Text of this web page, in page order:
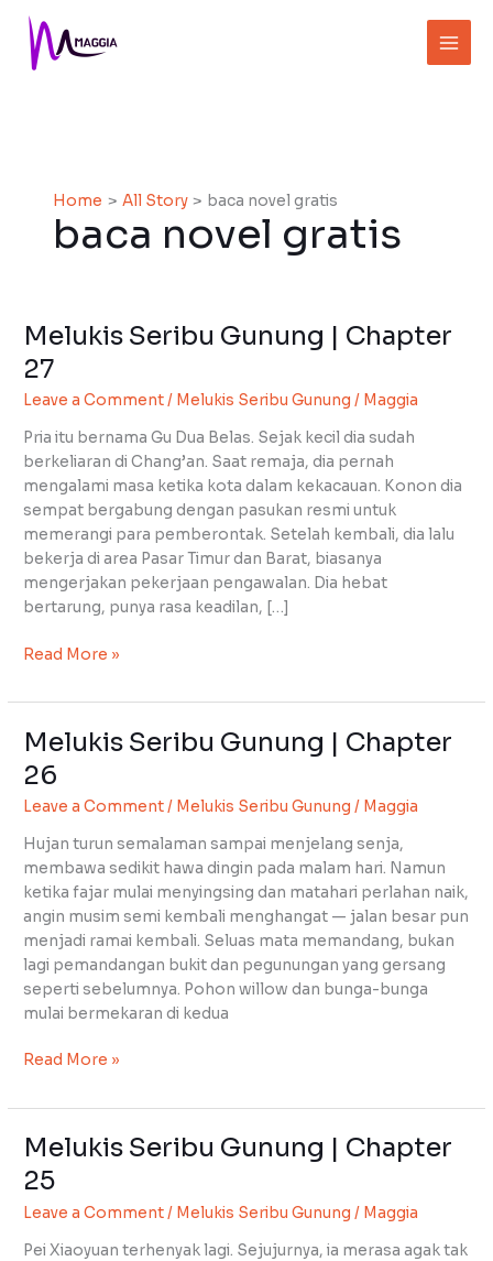
content
Home All Story baca novel gratis
baca novel gratis
Melukis Seribu Gunung | Chapter
27
Leave a Comment/ Melukis Seribu Gunung / Maggia
Pria itu bernama Gu Dua Belas. Sejak kecil dia sudah
berkeliaran di Chang’an. Saat remaja, dia pernah
mengalami masa ketika kota dalam kekacauan. Konon dia
sempat bergabung dengan pasukan resmi untuk
memerangi para pemberontak. Setelah kembali, dia lalu
bekerja di area Pasar Timur dan Barat, biasanya
mengerjakan pekerjaan pengawalan. Dia hebat
bertarung, punya rasa keadilan, […]
Melukis
Gunung
|
Chapter
27
Read More »
Melukis Seribu Gunung | Chapter
26
Leave a Comment/ Melukis Seribu Gunung / Maggia
Hujan turun semalaman sampai menjelang senja,
membawa sedikit hawa dingin pada malam hari. Namun
ketika fajar mulai menyingsing dan matahari perlahan naik,
angin musim semi kembali menghangat — jalan besar pun
menjadi ramai kembali. Seluas mata memandang, bukan
lagi pemandangan bukit dan pegunungan yang gersang
seperti sebelumnya. Pohon willow dan bunga-bunga
mulai bermekaran di kedua
Melukis
Gunung
|
Chapter
Read More »
Melukis Seribu Gunung | Chapter
25
Leave a Comment/ Melukis Seribu Gunung / Maggia
Pei Xiaoyuan terhenyak lagi. Sejujurnya, ia merasa agak tak
Melukis
Seribu
Gunung
|
Chapter